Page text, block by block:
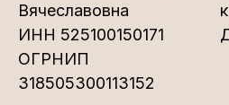
Вячеславовна
ИНН 525100150171
ОГРНИП
318505300113152